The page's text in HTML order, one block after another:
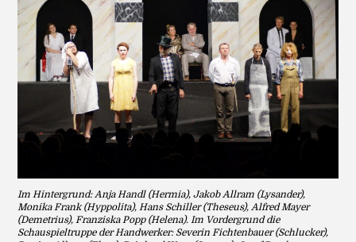
Im Hintergrund: Anja Handl (Hermia), Jakob Allram (Lysander),
Monika Frank (Hyppolita), Hans Schiller (Theseus), Alfred Mayer
(Demetrius), Franziska Popp (Helena). Im Vordergrund die
Schauspieltruppe der Handwerker: Severin Fichtenbauer (Schlucker),